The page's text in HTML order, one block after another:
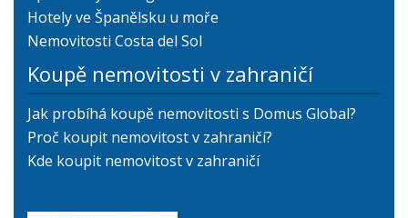
Hotely ve Španělsku u moře
Nemovitosti Costa del Sol
Koupě nemovitosti v zahraničí
Jak probíhá koupě nemovitosti s Domus Global?
Proč koupit nemovitost v zahraničí?
Kde koupit nemovitost v zahraničí